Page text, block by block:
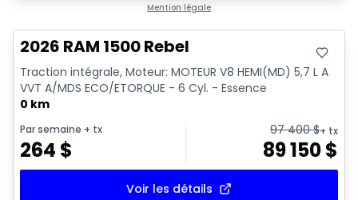
Mention légale
2026 RAM 1500 Rebel
Traction intégrale, Moteur: MOTEUR V8 HEMI(MD) 5,7 L A
VVT A/MDS ECO/ETORQUE - 6 Cyl. - Essence
0 km
Par semaine + tx
264 $
97 400$+ tx
89 150$
Voir les détails